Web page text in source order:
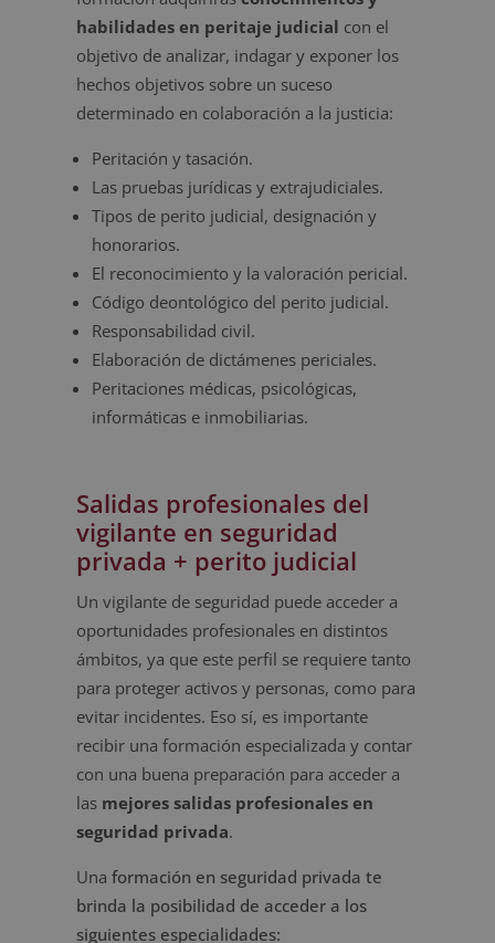
habilidades en peritaje judicial con el
objetivo de analizar, indagar y exponer los
hechos objetivos sobre un suceso
determinado en colaboración a la justicia:
Peritación y tasación.
Las pruebas jurídicas y extrajudiciales.
Tipos de perito judicial, designación y
honorarios.
El reconocimiento y la valoración pericial.
Código deontológico del perito judicial.
Responsabilidad civil.
Elaboración de dictámenes periciales.
Peritaciones médicas, psicológicas,
informáticas e inmobiliarias.
Salidas profesionales del
vigilante en seguridad
privada + perito judicial
Un vigilante de seguridad puede acceder a
oportunidades profesionales en distintos
ámbitos, ya que este perfil se requiere tanto
para proteger activos y personas, como para
evitar incidentes. Eso sí, es importante
recibir una formación especializada y contar
con una buena preparación para acceder a
las mejores salidas profesionales en
seguridad privada.
Una formación en seguridad privada te
brinda la posibilidad de acceder a los
siguientes especialidades: